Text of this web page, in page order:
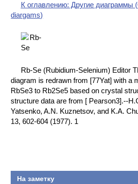
ВРЕДНЫЕ
ФАКТОРЫ
ХИМИЯ НА
ПРОИЗВОДСТВЕ
И ХИМИЧЕСКАЯ
ТЕХНОЛОГИЯ
К оглавлению: Другие диаграммы
diargams)
Rb-Se (Rubidium-Selenium) Editor
diagram is redrawn from [77Yat] with a
RbSe3 to Rb2Se5 based on crystal
structure data are from [ Pearson3].--
Yatsenko, A.N. Kuznetsov, and K.A.
13, 602-604 (1977). 1
На заметку